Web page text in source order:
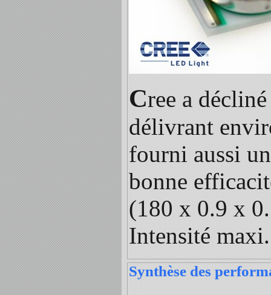
Cree a
délivrant
fourni aussi
bonne
(180 x 0.9 x
Intensité
Synthèse des